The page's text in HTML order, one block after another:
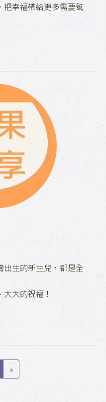
把幸福帶給更多需要幫
出生的新生兒，都是全
大大的祝福！
»